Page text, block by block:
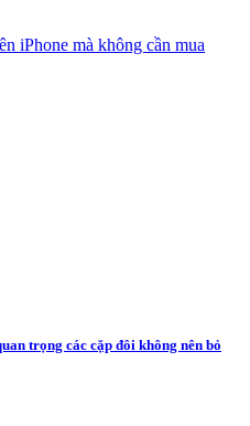
iPhone mà không cần mua
trọng các cặp đôi không nên bỏ